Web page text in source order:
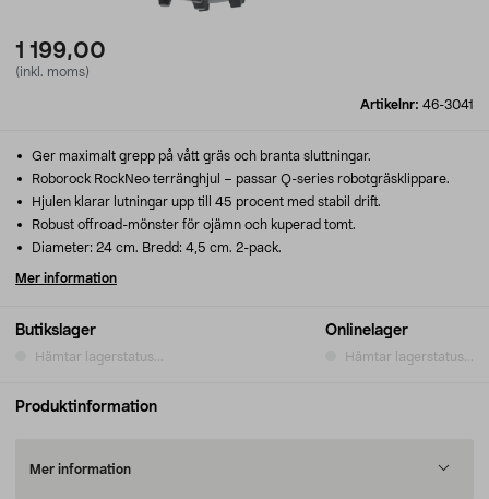
1 199,00
(inkl. moms)
Artikelnr: 46-3041
Butikslager
Hämtar lagerstatus...
Onlinelager
Hämtar lagerstatus...
Ger maximalt grepp på vått gräs och branta sluttningar.
Roborock RockNeo terränghjul – passar Q-series robotgräsklippare.
Hjulen klarar lutningar upp till 45 procent med stabil drift.
Robust offroad-mönster för ojämn och kuperad tomt.
Diameter: 24 cm. Bredd: 4,5 cm. 2-pack.
Mer information
Produktinformation
Mer information